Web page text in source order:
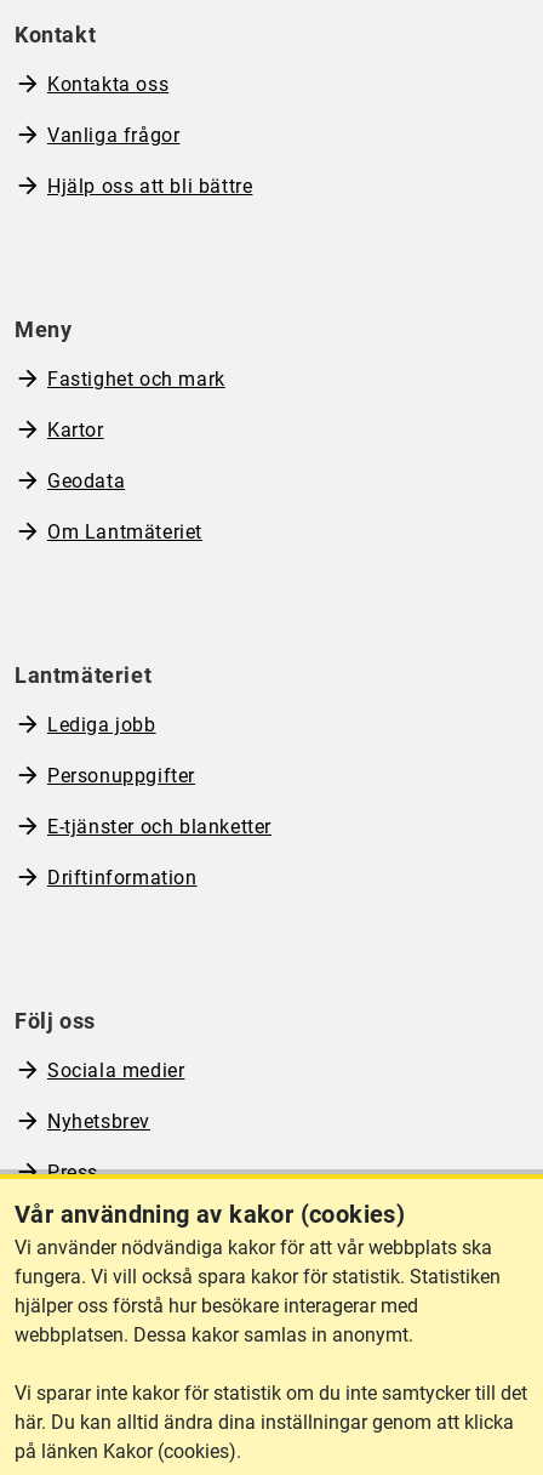
Vår användning av kakor (cookies)
Vi använder nödvändiga kakor för att vår webbplats ska
fungera. Vi vill också spara kakor för statistik. Statistiken
hjälper oss förstå hur besökare interagerar med
webbplatsen. Dessa kakor samlas in anonymt.
Vi sparar inte kakor för statistik om du inte samtycker till det
här. Du kan alltid ändra dina inställningar genom att klicka
på länken Kakor (cookies).
Kontakt
Kontakta oss
Vanliga frågor
Hjälp oss att bli bättre
Meny
Fastighet och mark
Kartor
Geodata
Om Lantmäteriet
Lantmäteriet
Lediga jobb
Personuppgifter
E-tjänster och blanketter
Driftinformation
Följ oss
Sociala medier
Nyhetsbrev
Press
RSS
Om webbplatsen
Tillgänglighet
Other languages